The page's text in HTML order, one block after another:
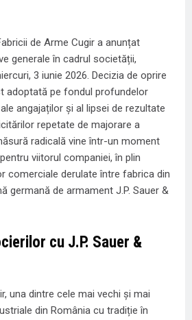
de Arme Cugir a anunțat
generale în cadrul societății,
3 iunie 2026. Decizia de oprire
adoptată pe fondul profundelor
angajaților și al lipsei de rezultate
repetate de majorare a
radicală vine într-un moment
viitorul companiei, în plin
comerciale derulate între fabrica din
germană de armament J.P. Sauer &
cu J.P. Sauer &
una dintre cele mai vechi și mai
din România cu tradiție în